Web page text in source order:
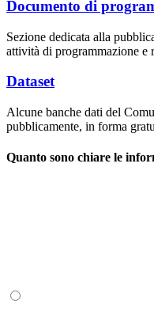
Documento di
Sezione dedicata alla
attività di programmazione e
Dataset
Alcune banche dati del
pubblicamente, in forma
Quanto sono chiare le